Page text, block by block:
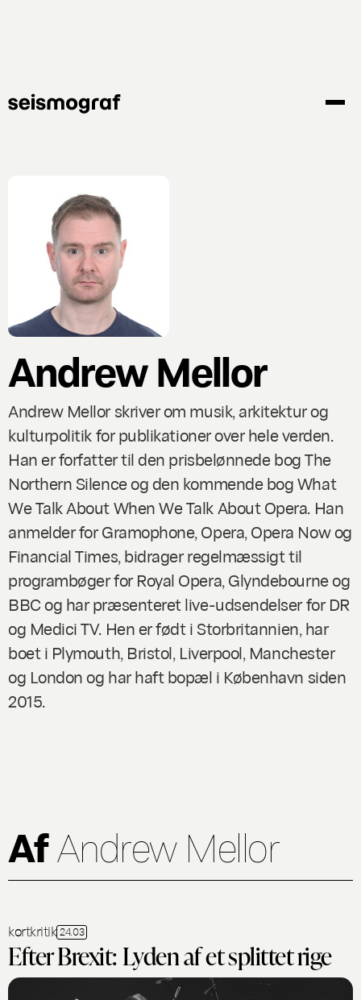
Andrew Mellor
Andrew Mellor skriver om musik, arkitektur og
kulturpolitik for publikationer over hele verden.
Han er forfatter til den prisbelønnede bogThe
Northern Silenceog den kommende bogWhat
We Talk About When We Talk About Opera. Han
anmelder for Gramophone, Opera, Opera Now og
Financial Times, bidrager regelmæssigt til
programbøger for Royal Opera, Glyndebourne og
BBC og har præsenteret live-udsendelser for DR
og Medici TV. Hen er født i Storbritannien, har
boet i Plymouth, Bristol, Liverpool, Manchester
og London og har haft bopæl i København siden
2015.
AfAndrew Mellor
kortkritik 24.03
Efter Brexit: Lyden af et splittet rige